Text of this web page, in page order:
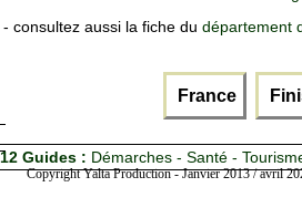
- consultez aussi la fiche du département
France
12 Guides : Démarches - Santé -
Copyright Yalta Production - Janvier 2013 / avril